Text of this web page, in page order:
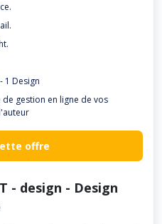
1 Design
gestion en ligne de vos
offre
- design - Design